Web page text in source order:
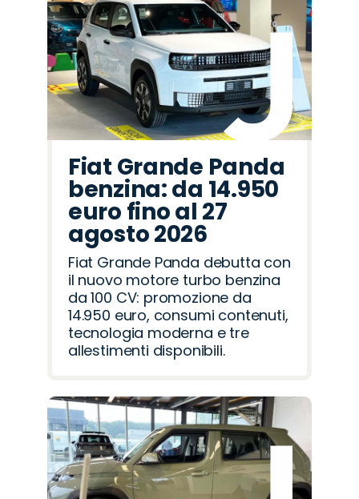
Fiat Grande Panda
benzina: da 14.950
euro fino al 27
agosto 2026
Fiat Grande Panda debutta con
il nuovo motore turbo benzina
da 100 CV: promozione da
14.950 euro, consumi contenuti,
tecnologia moderna e tre
allestimenti disponibili.